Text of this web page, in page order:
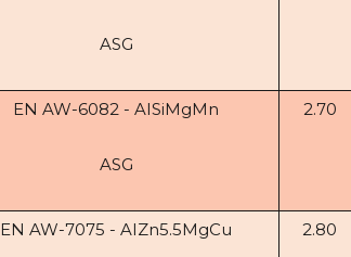
ASG
EN AW-6082 - AISiMgMn
ASG
2.70
EN AW-7075 - AIZn5.5MgCu 2.80